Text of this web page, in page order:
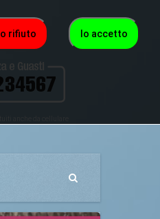
Io accetto
Io rifiuto